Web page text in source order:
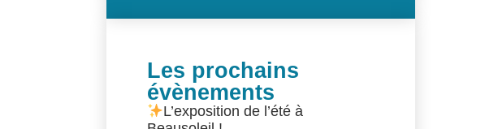
Les prochains
évènements
L’exposition de l’été à